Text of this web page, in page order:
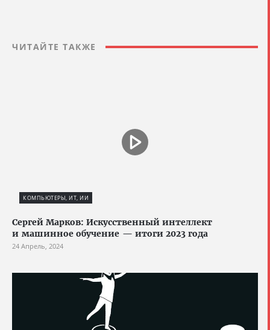
ЧИТАЙТЕ ТАКЖЕ
КОМПЬЮТЕРЫ, ИТ, ИИ
Сергей Марков: Искусственный интеллект
и машинное обучение — итоги 2023 года
24 Апрель, 2024